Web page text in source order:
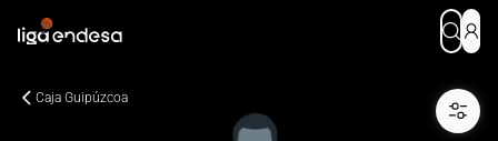
Caja Guipúzcoa